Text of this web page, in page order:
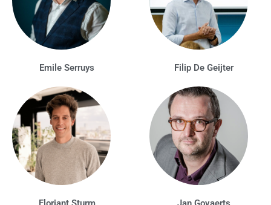
Emile Serruys Filip De Geijter